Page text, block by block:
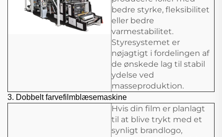
bedre styrke, fleksibilitet
eller bedre
varmestabilitet.
Styresystemet er
nøjagtigt i fordelingen af
de ønskede lag til stabil
ydelse ved
masseproduktion.
3. Dobbelt farvefilmblæsemaskine
Hvis din film er planlagt
til at blive trykt med et
synligt brandlogo,